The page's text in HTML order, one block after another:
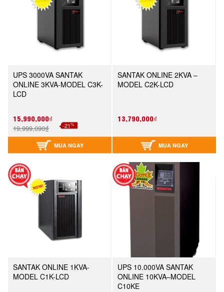
UPS 3000VA SANTAK
ONLINE 3KVA-MODEL C3K-
LCD
15,990,000₫
19,999,090₫ -21%
MUA NGAY
SANTAK ONLINE 2KVA –
MODEL C2K-LCD
13,790,000₫
MUA NGAY
SANTAK ONLINE 1KVA-
MODEL C1K-LCD
UPS 10.000VA SANTAK
ONLINE 10KVA–MODEL
C10KE